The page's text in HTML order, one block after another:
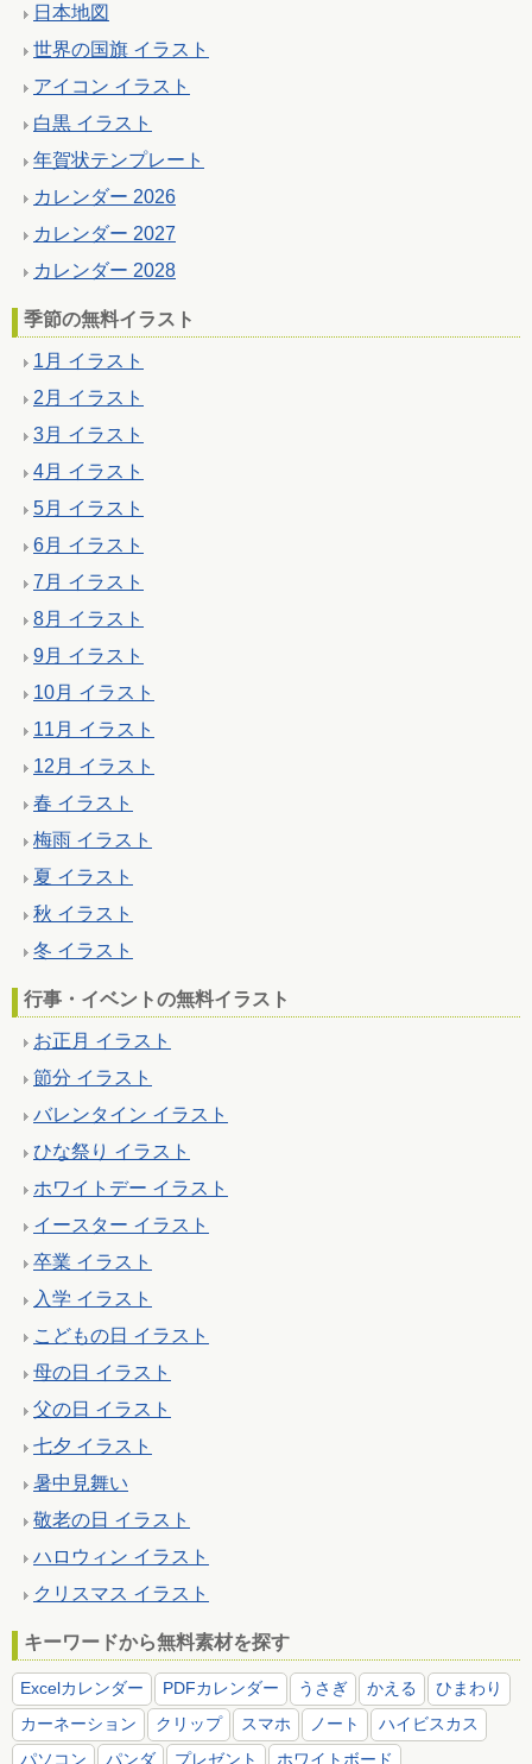
日本地図
世界の国旗 イラスト
アイコン イラスト
白黒 イラスト
年賀状テンプレート
カレンダー 2026
カレンダー 2027
カレンダー 2028
季節の無料イラスト
1月 イラスト
2月 イラスト
3月 イラスト
4月 イラスト
5月 イラスト
6月 イラスト
7月 イラスト
8月 イラスト
9月 イラスト
10月 イラスト
11月 イラスト
12月 イラスト
春 イラスト
梅雨 イラスト
夏 イラスト
秋 イラスト
冬 イラスト
行事・イベントの無料イラスト
お正月 イラスト
節分 イラスト
バレンタイン イラスト
ひな祭り イラスト
ホワイトデー イラスト
イースター イラスト
卒業 イラスト
入学 イラスト
こどもの日 イラスト
母の日 イラスト
父の日 イラスト
七夕 イラスト
暑中見舞い
敬老の日 イラスト
ハロウィン イラスト
クリスマス イラスト
キーワードから無料素材を探す
Excelカレンダー PDFカレンダー うさぎ かえる
ひまわり
カーネーション
クリップ スマホ ノート
ハイビスカス
パソコン
パンダ プレゼント ホワイトボード